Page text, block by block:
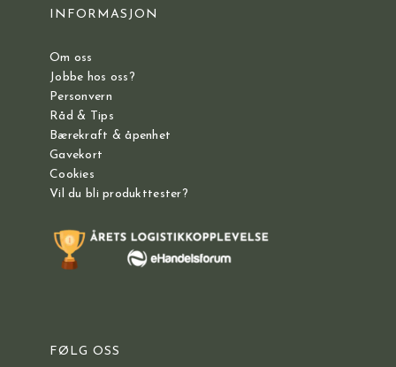
INFORMASJON
Om oss
Jobbe hos oss?
Personvern
Råd & Tips
Bærekraft & åpenhet
Gavekort
Cookies
Vil du bli produkttester?
FØLG OSS